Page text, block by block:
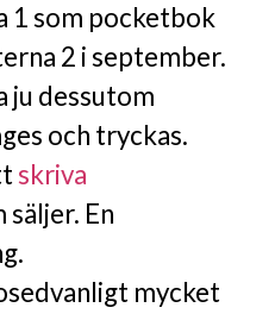
1 som pocketbok
2 i september.
ju dessutom
och tryckas.
skriva
säljer. En
mycket